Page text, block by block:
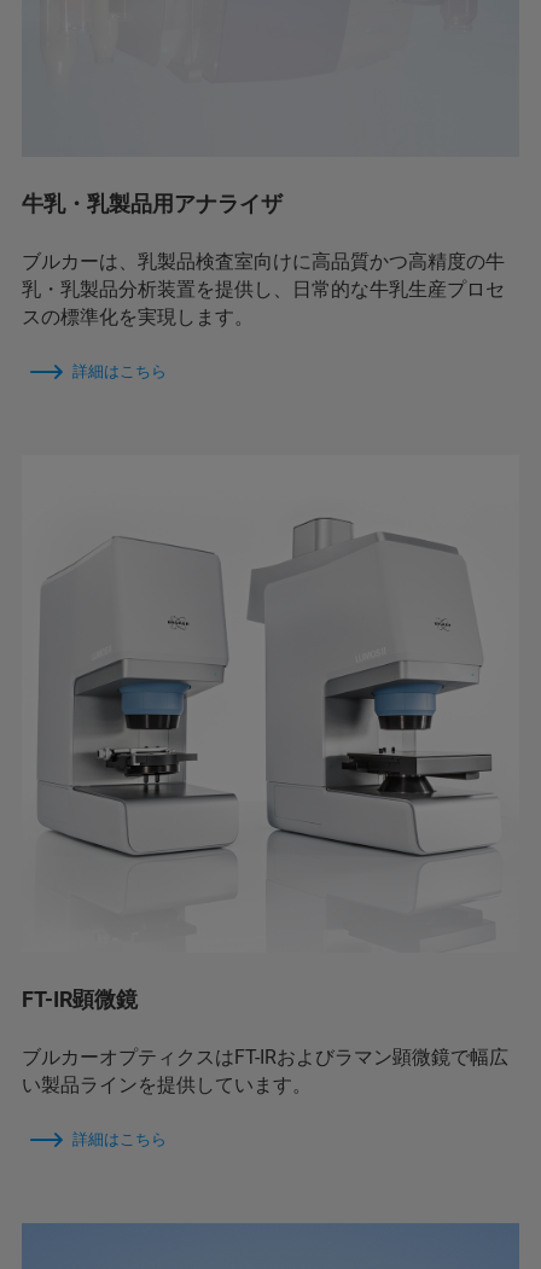
牛乳・乳製品用アナライザ
ブルカーは、乳製品検査室向けに高品質かつ高精度の牛
乳・乳製品分析装置を提供し、日常的な牛乳生産プロセ
スの標準化を実現します。
詳細はこちら
FT-IR顕微鏡
ブルカーオプティクスはFT-IRおよびラマン顕微鏡で幅広
い製品ラインを提供しています。
詳細はこちら